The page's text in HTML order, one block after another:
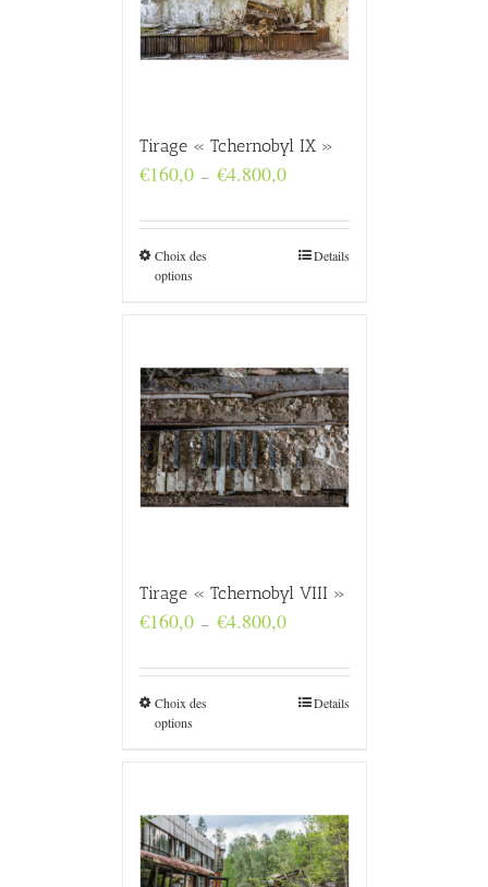
Tirage « Tchernobyl IX »
€160,0 – €4.800,0Plage
€160,0
Choix des
options
Details
Tirage « Tchernobyl VIII »
€160,0 – €4.800,0Plage
€160,0
Choix des
options
Details